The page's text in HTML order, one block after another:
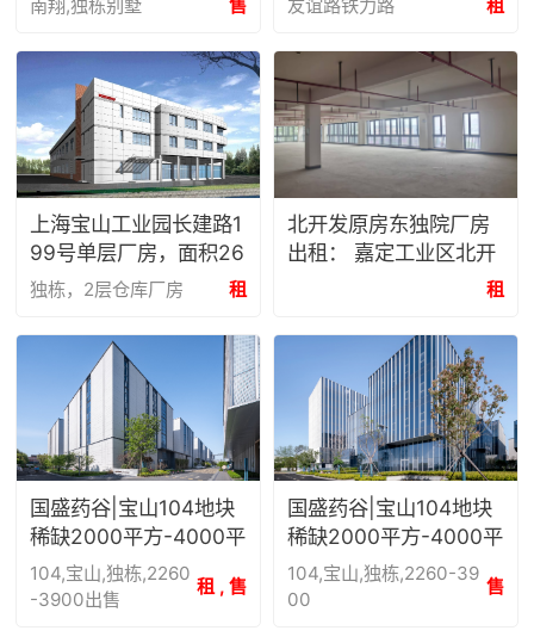
南翔,独栋别墅 售 友谊路铁力路 租
上海宝山工业园长建路1
99号单层厂房，面积26
20.8-5800平方
独栋，2层仓库厂房 租
北开发原房东独院厂房
出租： 嘉定工业区北开
租
国盛药谷|宝山104地块
稀缺2000平方-4000平
方独栋工业厂房总部办
公出售
104,宝山,独栋,2260
-3900出售
租 , 售
国盛药谷|宝山104地块
稀缺2000平方-4000平
方独栋工业厂房总部办
公出售
104,宝山,独栋,2260-39
00
售